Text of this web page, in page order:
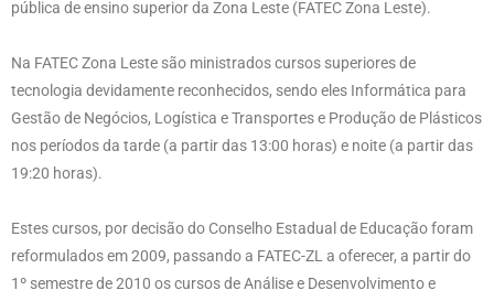
pública de ensino superior da Zona Leste (FATEC Zona Leste).
Na FATEC Zona Leste são ministrados cursos superiores de
tecnologia devidamente reconhecidos, sendo eles Informática para
Gestão de Negócios, Logística e Transportes e Produção de Plásticos
nos períodos da tarde (a partir das 13:00 horas) e noite (a partir das
19:20 horas).
Estes cursos, por decisão do Conselho Estadual de Educação foram
reformulados em 2009, passando a FATEC-ZL a oferecer, a partir do
1º semestre de 2010 os cursos de Análise e Desenvolvimento e